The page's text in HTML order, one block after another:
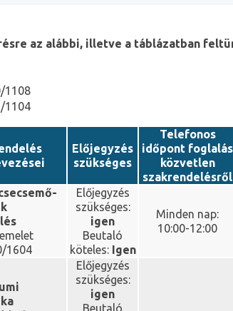
az alábbi, illetve a táblázatban
1108
1104
Előjegyzés
szükséges
Telefonos
időpont foglalás
közvetlen
szakrendelésről
1604
Előjegyzés
szükséges:
igen
Beutaló
köteles: Igen
Minden nap:
10:00-12:00
Előjegyzés
szükséges:
igen
Beutaló